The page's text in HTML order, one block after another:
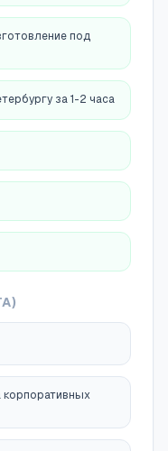
под
за 1-2 часа
корпоративных